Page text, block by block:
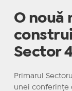
O nouă
Sector
Primarul
unei conferințe